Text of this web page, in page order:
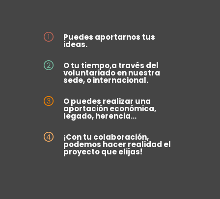
Puedes aportarnos tus
ideas.
O tu tiempo,a través del
voluntariado en nuestra
sede, o internacional.
O puedes realizar una
aportación económica,
legado, herencia...
¡Con tu colaboración,
podemos hacer realidad el
proyecto que elijas!